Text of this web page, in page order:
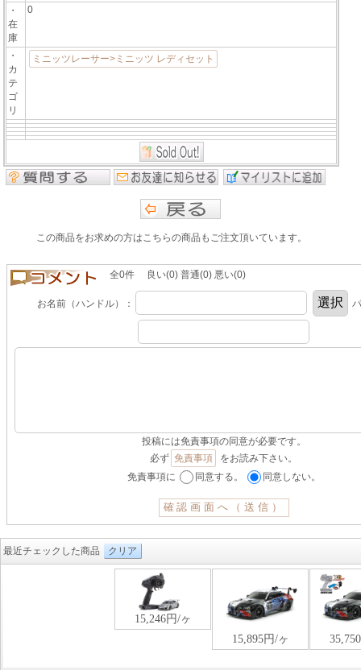
・
在
庫
0
・
カ
テ
ゴ
リ
ミニッツレーサー>ミニッツ レディセット
この商品をお求めの方はこちらの商品もご注文頂いています。
全0件 良い(0) 普通(0) 悪い(0)
お名前（ハンドル）：
投稿には免責事項の同意が必要です。
必ず 免責事項
をお読み下さい。
免責事項に
同意する。 同意しない。
最近チェックした商品 クリア